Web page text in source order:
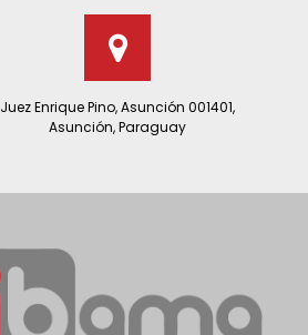
Juez Enrique Pino, Asunción 001401,
Asunción, Paraguay